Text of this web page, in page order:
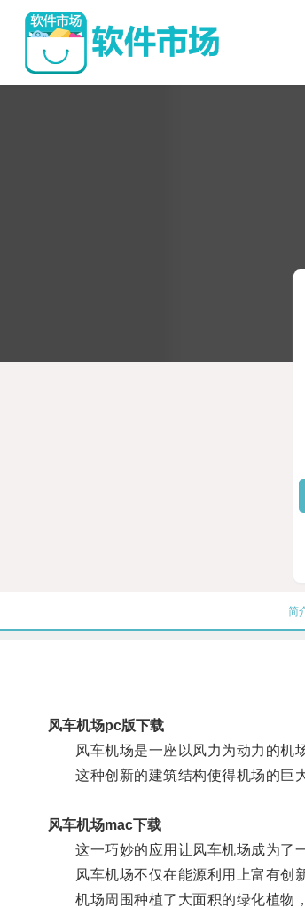
简
风车机场pc版下载
风车机场是一座以风力为动力的机场
这种创新的建筑结构使得机场的巨大
风车机场mac下载
这一巧妙的应用让风车机场成为了一
风车机场不仅在能源利用上富有创新
机场周围种植了大面积的绿化植物，